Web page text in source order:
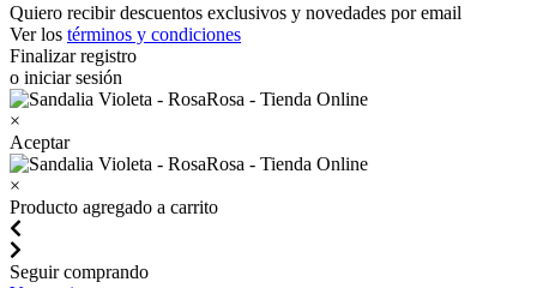
Quiero recibir descuentos exclusivos y novedades por email
Ver los términos y condiciones
Finalizar registro
o iniciar sesión
×
Aceptar
×
Producto agregado a carrito
Seguir comprando